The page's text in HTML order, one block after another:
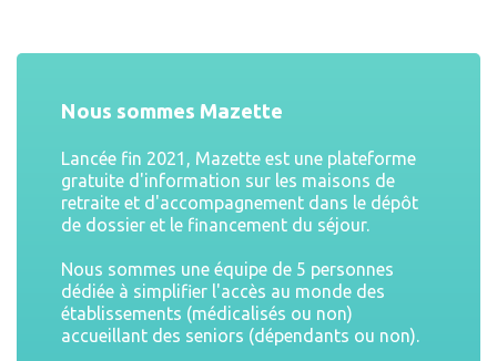
Nous sommes Mazette
Lancée fin 2021, Mazette est une plateforme
gratuite d'information sur les maisons de
retraite et d'accompagnement dans le dépôt
de dossier et le financement du séjour.
Nous sommes une équipe de 5 personnes
dédiée à simplifier l'accès au monde des
établissements (médicalisés ou non)
accueillant des seniors (dépendants ou non).